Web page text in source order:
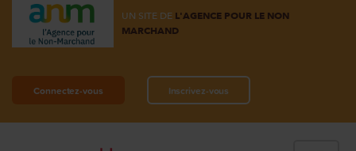
UN SITE DE L'AGENCE POUR LE NON
MARCHAND
Connectez-vous Inscrivez-vous